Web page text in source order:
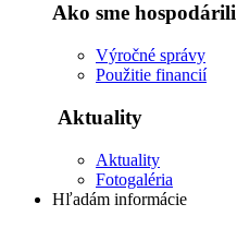
Ako sme hospodárili
Výročné správy
Použitie financií
Aktuality
Aktuality
Fotogaléria
Hľadám informácie